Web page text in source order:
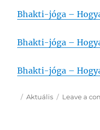
Bhakti-jóga –
Bhakti-jóga –
Bhakti-jóga –
Posted
Categories
Aktuális Leave a